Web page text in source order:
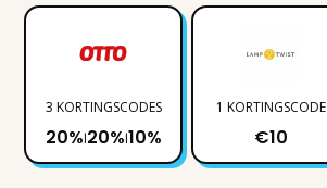
3 KORTINGSCODES
20%|20%|10%
1 KORTINGSCODE
€10